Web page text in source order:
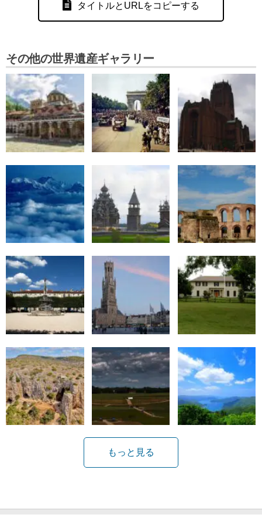
タイトルとURLをコピーする
その他の世界遺産ギャラリー
もっと見る